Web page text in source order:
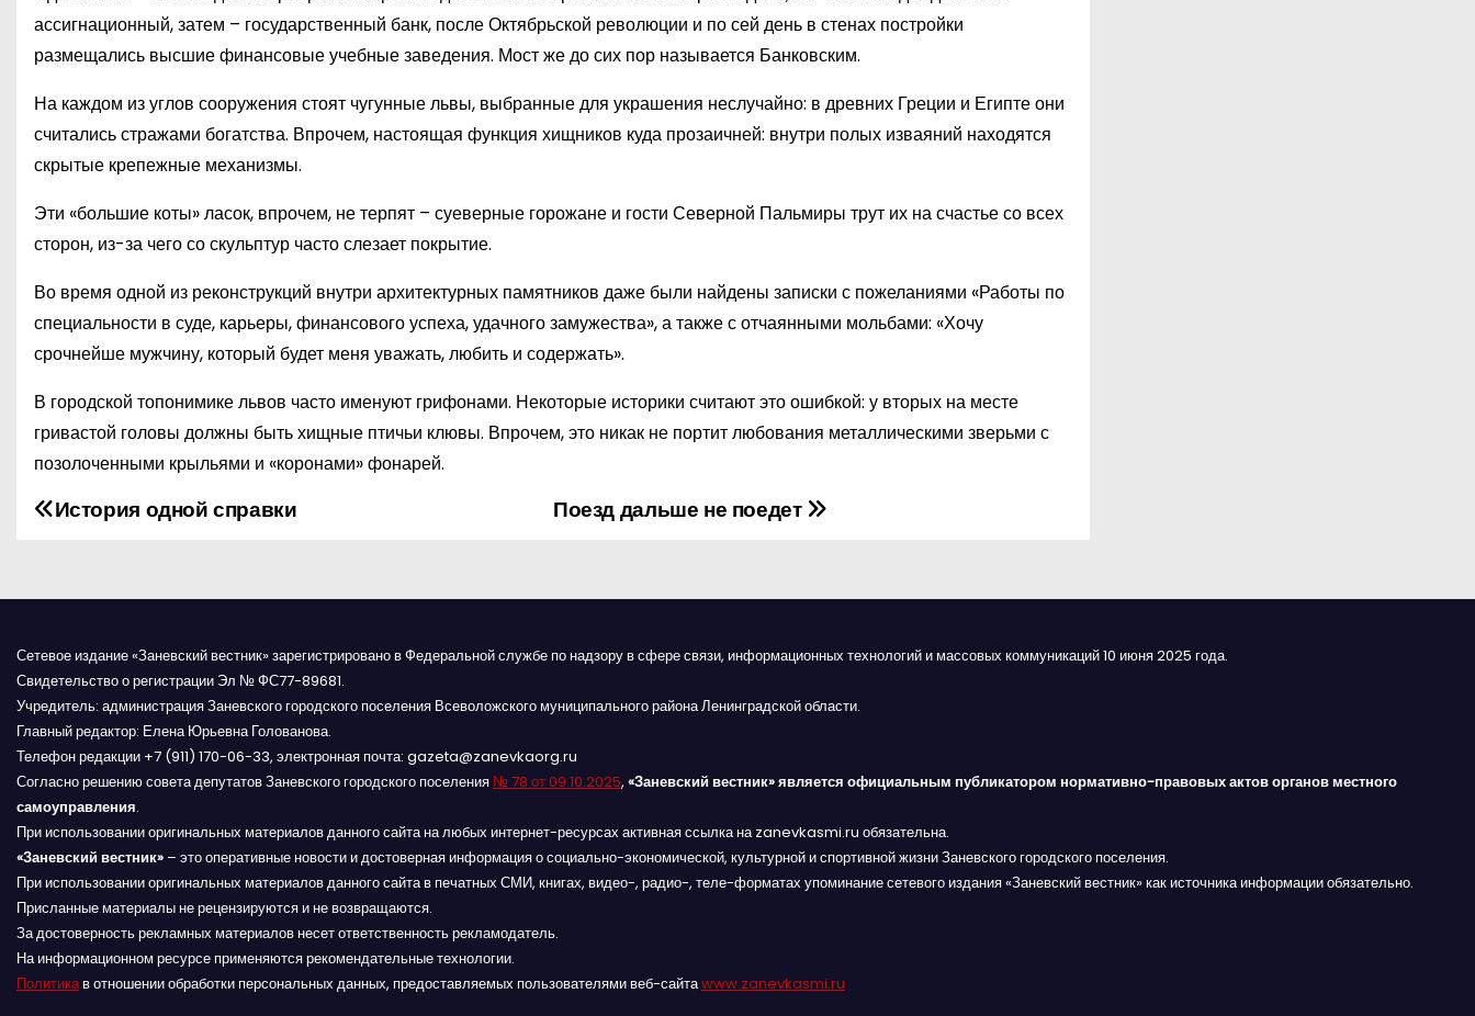
ассигнационный, затем – государственный банк, после Октябрьской революции и по сей день в стенах постройки
размещались высшие финансовые учебные заведения. Мост же до сих пор называется Банковским.
На каждом из углов сооружения стоят чугунные львы, выбранные для украшения неслучайно: в древних Греции и Египте они
считались стражами богатства. Впрочем, настоящая функция хищников куда прозаичней: внутри полых изваяний находятся
скрытые крепежные механизмы.
Эти «большие коты» ласок, впрочем, не терпят – суеверные горожане и гости Северной Пальмиры трут их на счастье со всех
сторон, из-за чего со скульптур часто слезает покрытие.
Во время одной из реконструкций внутри архитектурных памятников даже были найдены записки с пожеланиями «Работы по
специальности в суде, карьеры, финансового успеха, удачного замужества», а также с отчаянными мольбами: «Хочу
срочнейше мужчину, который будет меня уважать, любить и содержать».
В городской топонимике львов часто именуют грифонами. Некоторые историки считают это ошибкой: у вторых на месте
гривастой головы должны быть хищные птичьи клювы. Впрочем, это никак не портит любования металлическими зверьми с
позолоченными крыльями и «коронами» фонарей.
Н
в
и
г
а
ц
и
я
п
о
Поезд дальше не поедет
История одной справки
Сетевое издание «Заневский вестник» зарегистрировано в Федеральной службе по надзору в сфере связи, информационных технологий и массовых коммуникаций 10 июня 2025 года.
Свидетельство о регистрации Эл № ФС77-89681.
Учредитель: администрация Заневского городского поселения Всеволожского муниципального района Ленинградской области.
Главный редактор: Елена Юрьевна Голованова.
Телефон редакции +7 (911) 170-06-33, электронная почта: gazeta@zanevkaorg.ru
Согласно решению совета депутатов Заневского городского поселения № 78 от 09.10.2025, «Заневский вестник» является официальным публикатором нормативно-правовых актов органов местного
самоуправления.
При использовании оригинальных материалов данного сайта на любых интернет-ресурсах активная ссылка на zanevkasmi.ru обязательна.
«Заневский вестник» – это оперативные новости и достоверная информация о социально-экономической, культурной и спортивной жизни Заневского городского поселения.
При использовании оригинальных материалов данного сайта в печатных СМИ, книгах, видео-, радио-, теле-форматах упоминание сетевого издания «Заневский вестник» как источника информации обязательно.
Присланные материалы не рецензируются и не возвращаются.
За достоверность рекламных материалов несет ответственность рекламодатель.
На информационном ресурсе применяются рекомендательные технологии.
Политикав отношении обработки персональных данных, предоставляемых пользователями веб-сайтаwww.zanevkasmi.ru